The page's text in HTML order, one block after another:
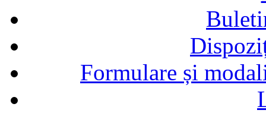
Formulare și